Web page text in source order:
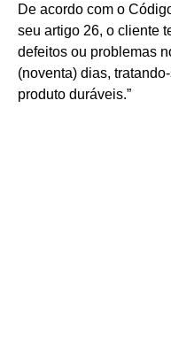
De acordo com o
seu artigo 26, o cliente
defeitos ou problemas
(noventa) dias,
produto duráveis.”